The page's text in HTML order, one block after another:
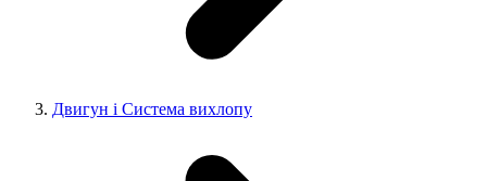
Двигун і Система вихлопу